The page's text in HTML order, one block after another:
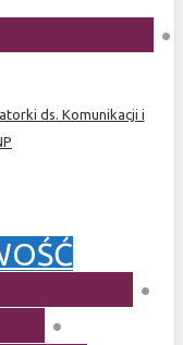
•
ds. Komunikacji i
•
•